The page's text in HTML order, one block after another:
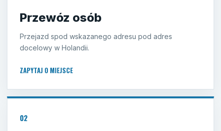
Przewóz osób
Przejazd spod wskazanego adresu pod adres
docelowy w Holandii.
ZAPYTAJ O MIEJSCE
02